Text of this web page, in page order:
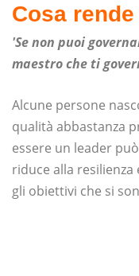
Cosa
'Se non puoi
maestro che ti
Alcune persone
qualità abbastanza
essere un leader
riduce alla
gli obiettivi che si